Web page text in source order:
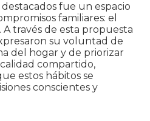
fue un espacio
familiares: el
través de esta propuesta
su voluntad de
del hogar y de priorizar
compartido,
estos hábitos se
conscientes y